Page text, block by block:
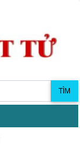
TÌM